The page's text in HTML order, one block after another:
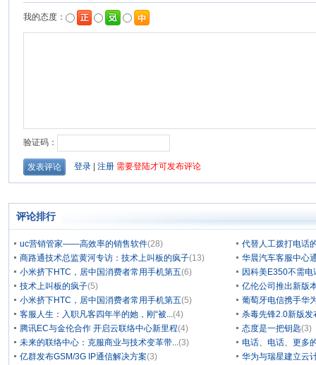
评论排行
uc营销管家——高效率的销售软件(28)
代替人工拨打电话
商路通技术总监黄河专访：技术上叫板的疯子(13)
华晨汽车客服中心
小米挤下HTC，居中国消费者常用手机第五(6)
因科美E350不需
技术上叫板的疯子(5)
亿伦公司推出新版
小米挤下HTC，居中国消费者常用手机第五(5)
葡萄牙电信携手华
客服人生：入职凡客四年半的她，刚“被...(4)
杀毒先锋2.0新版发
腾讯EC与金伦合作 开启云联络中心新里程(4) 态度是一把钥匙(3)
未来的联络中心：克服商业与技术变革带...(3)
电话、电话、更多
亿群发布GSM/3G IP通信解决方案(3)
华为与瑞星建立云